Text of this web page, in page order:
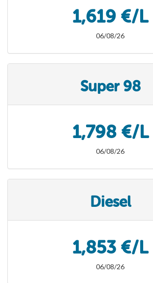
1,619 €/L
06/08/26
Super 98
1,798 €/L
06/08/26
Diesel
1,853 €/L
06/08/26